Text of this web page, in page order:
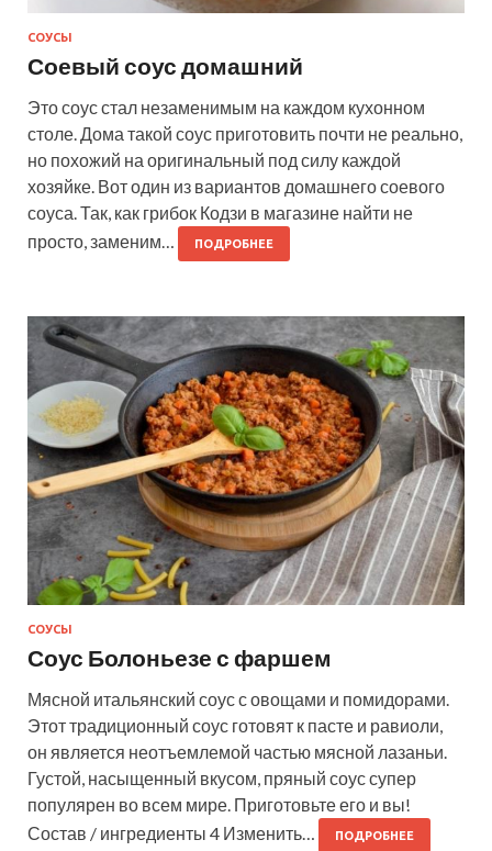
СОУСЫ
Соевый соус домашний
Это соус стал незаменимым на каждом кухонном
столе. Дома такой соус приготовить почти не реально,
но похожий на оригинальный под силу каждой
хозяйке. Вот один из вариантов домашнего соевого
соуса. Так, как грибок Кодзи в магазине найти не
просто, заменим…
ПОДРОБНЕЕ
СОУСЫ
Соус Болоньезе с фаршем
Мясной итальянский соус с овощами и помидорами.
Этот традиционный соус готовят к пасте и равиоли,
он является неотъемлемой частью мясной лазаньи.
Густой, насыщенный вкусом, пряный соус супер
популярен во всем мире. Приготовьте его и вы!
Состав / ингредиенты 4 Изменить…
ПОДРОБНЕЕ